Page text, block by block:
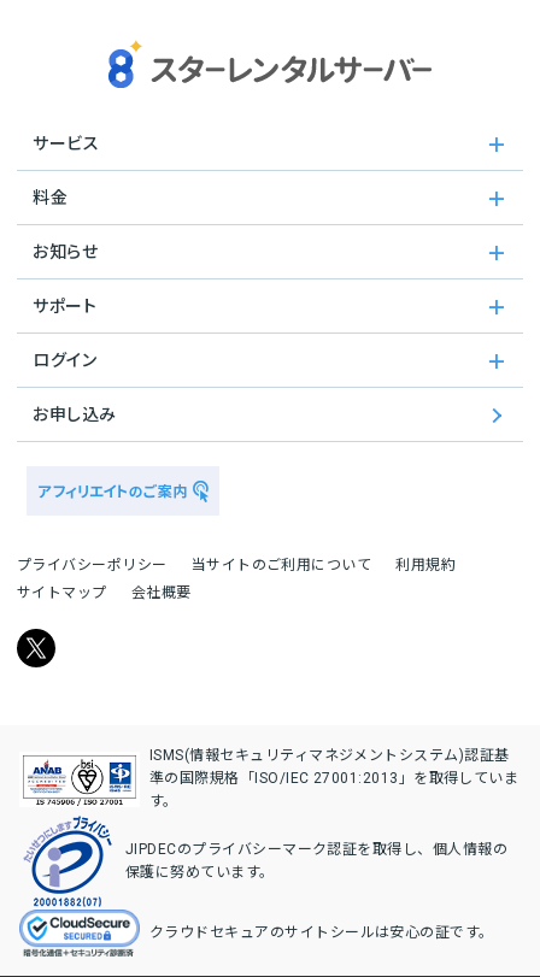
サービス
料金
お知らせ
サポート
ログイン
お申し込み
プライバシーポリシー 当サイトのご利用について
利用規約
サイトマップ
会社概要
ISMS(情報セキュリティマネジメントシステム)認証基
準の国際規格「ISO/IEC 27001:2013」を取得していま
す。
JIPDECのプライバシーマーク認証を取得し、個人情報の
保護に努めています。
クラウドセキュアのサイトシールは安心の証です。